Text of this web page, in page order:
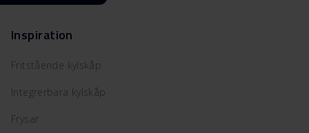
Inspiration
Fritstående kylskåp
Integrerbara kylskåp
Frysar